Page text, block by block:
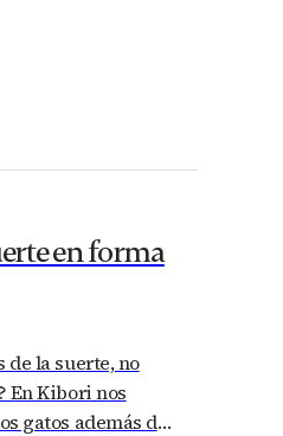
en forma
de la suerte, no
En Kibori nos
gatos además de